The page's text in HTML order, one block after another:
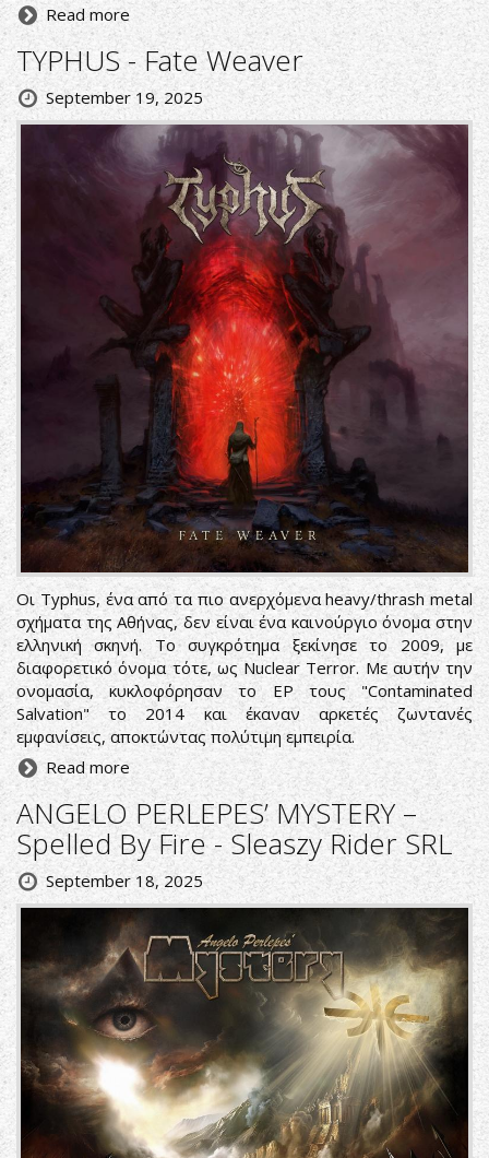
Read more
TYPHUS - Fate Weaver
September 19, 2025
Οι Typhus, ένα από τα πιο ανερχόμενα heavy/thrash metal
σχήματα της Αθήνας, δεν είναι ένα καινούργιο όνομα στην
ελληνική σκηνή. Το συγκρότημα ξεκίνησε το 2009, με
διαφορετικό όνομα τότε, ως Nuclear Terror. Με αυτήν την
ονομασία, κυκλοφόρησαν το EP τους "Contaminated
Salvation" το 2014 και έκαναν αρκετές ζωντανές
εμφανίσεις, αποκτώντας πολύτιμη εμπειρία.
Read more
ANGELO PERLEPES’ MYSTERY –
Spelled By Fire - Sleaszy Rider SRL
September 18, 2025